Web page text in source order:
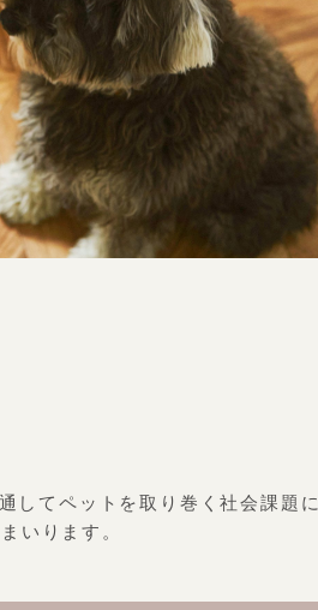
してペットを取り巻く社会課題に
いります。